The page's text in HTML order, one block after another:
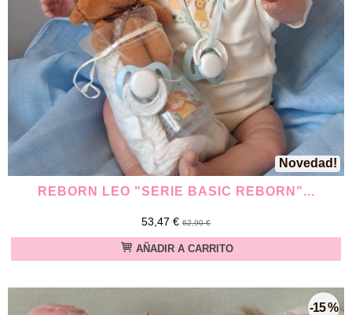
Novedad!
REBORN LEO "SERIE BASIC REBORN"...
53,47 € 62,90 €
AÑADIR A CARRITO
-15 %